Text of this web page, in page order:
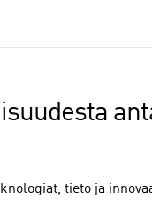
tieto ja